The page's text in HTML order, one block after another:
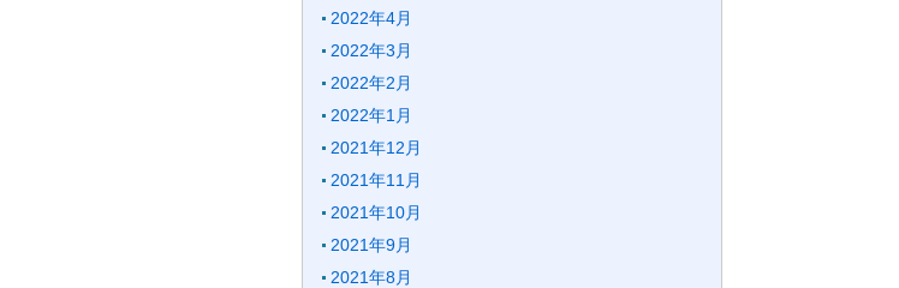
2022年4月
2022年3月
2022年2月
2022年1月
2021年12月
2021年11月
2021年10月
2021年9月
2021年8月